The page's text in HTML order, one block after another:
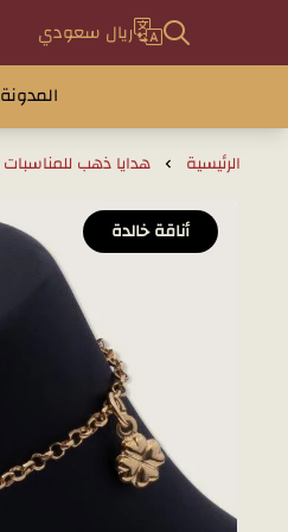
ريال سعودي
المدونة
الرئيسية هدايا ذهب للمناسبات
أناقة خالدة